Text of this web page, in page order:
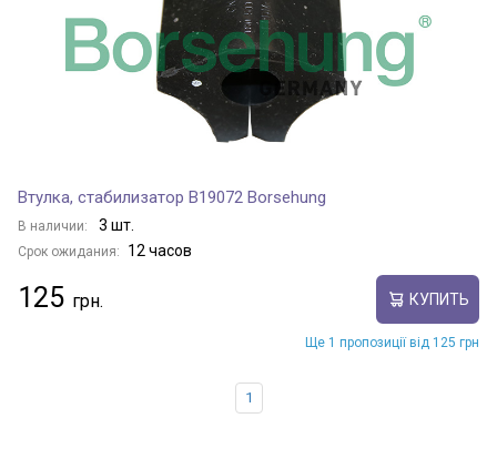
Втулка, стабилизатор B19072 Borsehung
В наличии: 3 шт.
Срок ожидания: 12 часов
125 КУПИТЬ
Ще 1 пропозиції від 125 грн
1